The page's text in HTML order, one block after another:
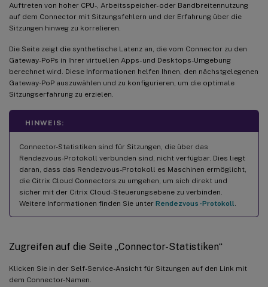
Auftreten von hoher CPU-, Arbeitsspeicher- oder Bandbreitennutzung
auf dem Connector mit Sitzungsfehlern und der Erfahrung über die
Sitzungen hinweg zu korrelieren.
Die Seite zeigt die synthetische Latenz an, die vom Connector zu den
Gateway-PoPs in Ihrer virtuellen Apps- und Desktops-Umgebung
berechnet wird. Diese Informationen helfen Ihnen, den nächstgelegenen
Gateway-PoP auszuwählen und zu konfigurieren, um die optimale
Sitzungserfahrung zu erzielen.
HINWEIS:
Connector-Statistiken sind für Sitzungen, die über das
Rendezvous-Protokoll verbunden sind, nicht verfügbar. Dies liegt
daran, dass das Rendezvous-Protokoll es Maschinen ermöglicht,
die Citrix Cloud Connectors zu umgehen, um sich direkt und
sicher mit der Citrix Cloud-Steuerungsebene zu verbinden.
Weitere Informationen finden Sie unter Rendezvous-Protokoll
Zugreifen auf die Seite „Connector-Statistiken“
Klicken Sie in der Self-Service-Ansicht für Sitzungen auf den Link mit
dem Connector-Namen.